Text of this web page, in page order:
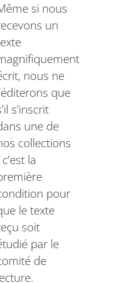
si nous
un
nous ne
que
s’inscrit
une de
collections
la
pour
le texte
soit
par le
de